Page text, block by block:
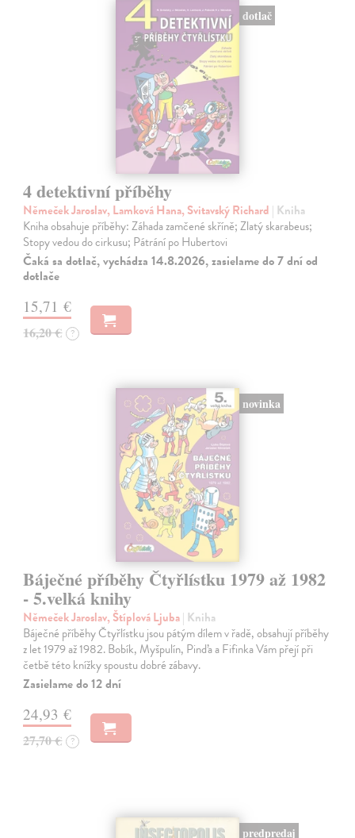
dotlač
4 detektivní příběhy
Němeček Jaroslav, Lamková Hana, Svitavský Richard | Kniha
Kniha obsahuje příběhy: Záhada zamčené skříně; Zlatý skarabeus;
Stopy vedou do cirkusu; Pátrání po Hubertovi
Čaká sa dotlač, vychádza 14.8.2026, zasielame do 7 dní od
dotlače
15,71 €
16,20 € ?
novinka
Báječné příběhy Čtyřlístku 1979 až 1982
- 5.velká knihy
Němeček Jaroslav, Štíplová Ljuba| Kniha
Báječné příběhy Čtyřlístku jsou pátým dílem v řadě, obsahují příběhy
z let 1979 až 1982. Bobík, Myšpulín, Pinďa a Fifinka Vám přejí při
četbě této knížky spoustu dobré zábavy.
Zasielame do 12 dní
24,93 €
27,70 € ?
predpredaj